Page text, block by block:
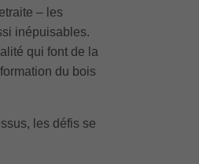
– les
inépuisables.
qui font de la
du bois
les défis se